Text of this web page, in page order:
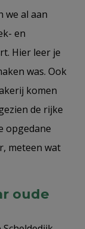
we al aan
en
Hier leer je
was. Ook
komen
de rijke
opgedane
meteen wat
oude